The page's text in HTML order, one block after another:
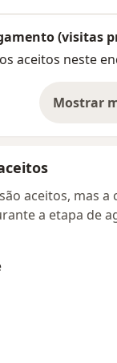
(visitas
aceitos neste
Mostrar
aceitos, mas
a etapa de